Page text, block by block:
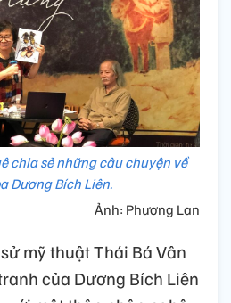
chia sẻ những câu chuyện về
Dương Bích Liên.
Ảnh: Phương Lan
mỹ thuật Thái Bá Vân
của Dương Bích Liên